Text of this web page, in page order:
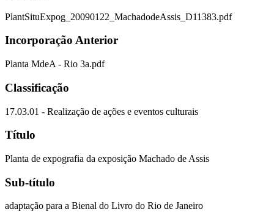
PlantSituExpog_20090122_MachadodeAssis_D11383.pdf
Incorporação Anterior
Planta MdeA - Rio 3a.pdf
Classificação
17.03.01 - Realização de ações e eventos culturais
Título
Planta de expografia da exposição Machado de Assis
Sub-título
adaptação para a Bienal do Livro do Rio de Janeiro